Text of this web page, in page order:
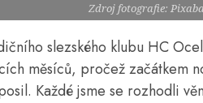
Zdroj fotografie:
slezského klubu HC
měsíců, pročež začátkem
Každé jsme se rozhodli